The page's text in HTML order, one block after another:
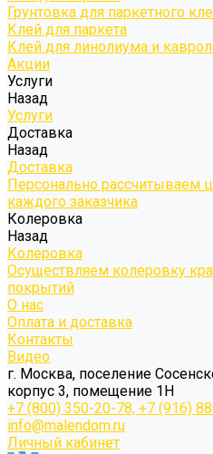
Грунтовка для паркетного
Клей для паркета
Клей для линолиума и
Акции
Услуги
Назад
Услуги
Доставка
Назад
Доставка
Персонально рассчитываем
каждого заказчика
Колеровка
Назад
Колеровка
Осуществляем колеровку
покрытий
О нас
Оплата и доставка
Контакты
Видео
г. Москва, поселение
корпус 3, помещение 1Н
+7 (800) 350-20-78, +7 (916)
info@malendom.ru
Личный кабинет